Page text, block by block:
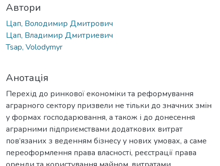
Автори
Цап, Володимир Дмитрович
Цап, Владимир Дмитриевич
Tsap, Volodymyr
Анотація
Перехід до ринкової економіки та реформування
аграрного сектору призвели не тільки до значних змін
у формах господарювання, а також і до донесення
аграрними підприємствами додаткових витрат
пов’язаних з веденням бізнесу у нових умовах, а саме
переоформлення права власності, реєстрації права